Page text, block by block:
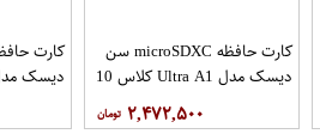
کارت حافظه microSDXC سن
دیسک مدل Ultra A1 کلاس 10
استاندارد UHS-I سرعت
120MBps ظرفیت 32 گیگابایت۲,۴۷۲,۵۰۰